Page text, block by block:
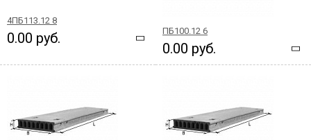
4ПБ113.12 8
0.00 руб. ПБ100.12 6
0.00 руб.